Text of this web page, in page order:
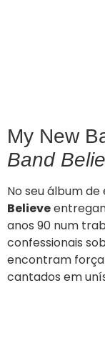
My New
Band
No seu álbum
Believe
anos 90 num
confessionais
encontram
cantados em